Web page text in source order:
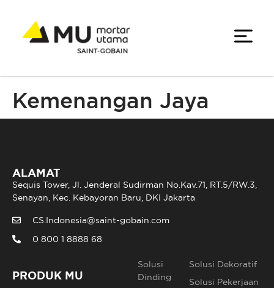
Kemenangan Jaya
ALAMAT
Sequis Tower, Jl. Jenderal Sudirman No.Kav.71, RT.5/RW.3,
Senayan, Kec. Kebayoran Baru, DKI Jakarta
CS.Indonesia@saint-gobain.com
0 800 1 8888 68
PRODUK MU
Solusi
Dinding
Solusi Dekoratif
Solusi Pekerjaan